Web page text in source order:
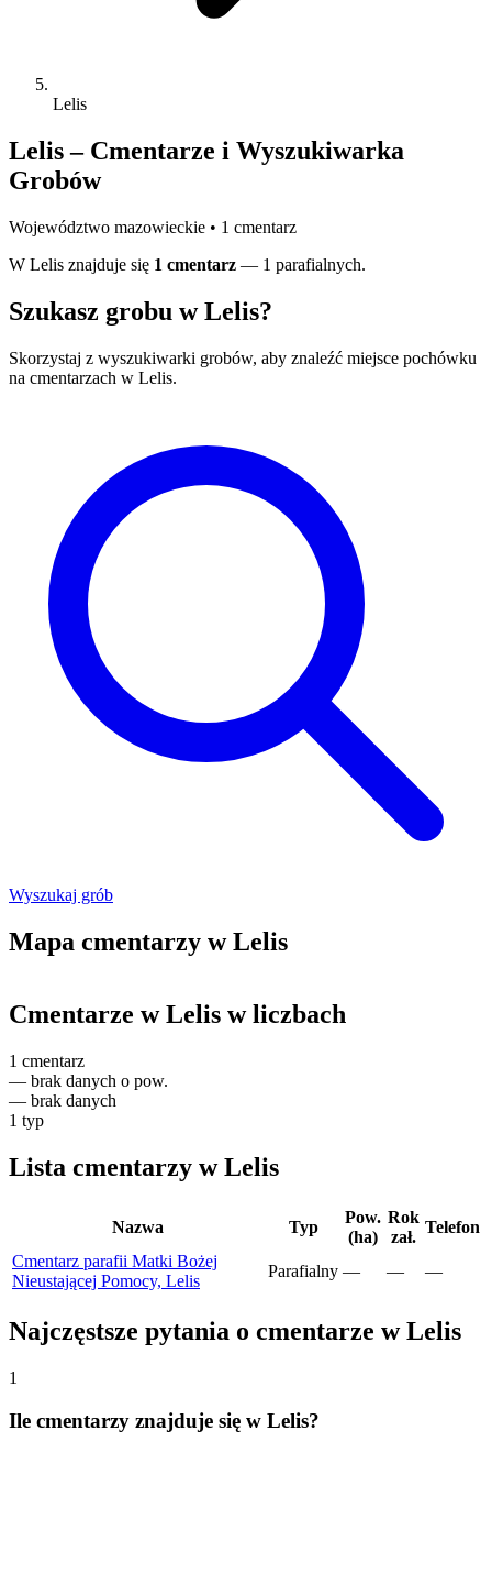
Lelis
Lelis – Cmentarze i Wyszukiwarka
Grobów
Województwo mazowieckie • 1 cmentarz
W Lelis znajduje się 1 cmentarz — 1 parafialnych.
Szukasz grobu w Lelis?
Skorzystaj z wyszukiwarki grobów, aby znaleźć miejsce pochówku
na cmentarzach w Lelis.
Wyszukaj grób
Mapa cmentarzy w Lelis
+
Cmentarze w Lelis w liczbach
1 cmentarz
— brak danych o pow.
— brak danych
1 typ
Lista cmentarzy w Lelis
Nazwa Typ
Pow.
(ha)
Rok
zał.
Telefon
Cmentarz parafii Matki Bożej
Nieustającej Pomocy, Lelis
Parafialny — — —
Najczęstsze pytania o cmentarze w Lelis
1
Ile cmentarzy znajduje się w Lelis?